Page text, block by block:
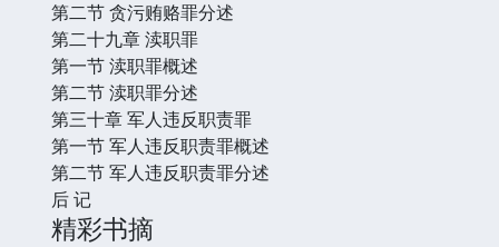
第二节 贪污贿赂罪分述
第二十九章 渎职罪
第一节 渎职罪概述
第二节 渎职罪分述
第三十章 军人违反职责罪
第一节 军人违反职责罪概述
第二节 军人违反职责罪分述
后 记
精彩书摘